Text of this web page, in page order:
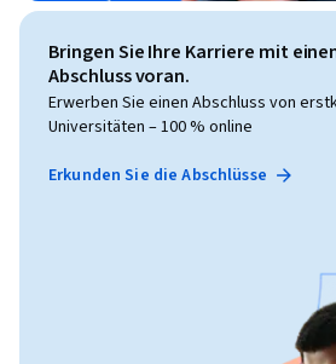
Bringen Sie Ihre Karriere mit
Abschluss voran.
Erwerben Sie einen Abschluss von
Universitäten – 100 % online
Erkunden Sie die Abschlüsse